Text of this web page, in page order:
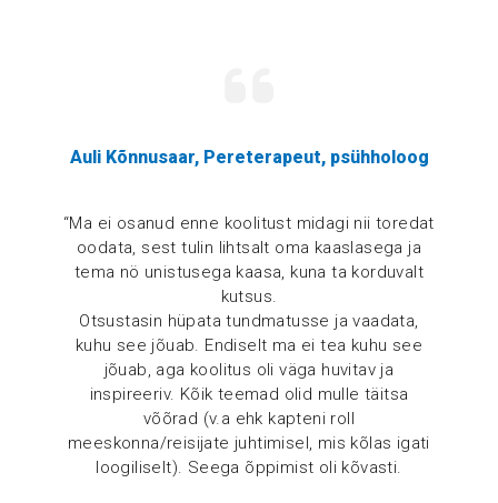
Auli Kõnnusaar, Pereterapeut, psühholoog
“Ma ei osanud enne koolitust midagi nii toredat
oodata, sest tulin lihtsalt oma kaaslasega ja
tema nö unistusega kaasa, kuna ta korduvalt
kutsus.
Otsustasin hüpata tundmatusse ja vaadata,
kuhu see jõuab. Endiselt ma ei tea kuhu see
jõuab, aga koolitus oli väga huvitav ja
inspireeriv. Kõik teemad olid mulle täitsa
võõrad (v.a ehk kapteni roll
meeskonna/reisijate juhtimisel, mis kõlas igati
loogiliselt). Seega õppimist oli kõvasti.